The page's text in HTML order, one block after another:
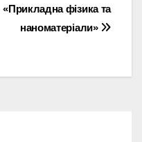
«Прикладна фізика та
наноматеріали»